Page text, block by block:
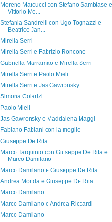
Moreno Marcucci con Stefano Sambiase e
Vittorio Me...
Stefania Sandrelli con Ugo Tognazzi e
Beatrice Jan...
Mirella Serri
Mirella Serri e Fabrizio Roncone
Gabriella Marramao e Mirella Serri
Mirella Serri e Paolo Mieli
Mirella Serri e Jas Gawronsky
Simona Colarizi
Paolo Mieli
Jas Gawronsky e Maddalena Maggi
Fabiano Fabiani con la moglie
Giuseppe De Rita
Marco Tarquinio con Giuseppe De Rita e
Marco Damilano
Marco Damilano e Giuseppe De Rita
Andrea Monda e Giuseppe De Rita
Marco Damilano
Marco Damilano e Andrea Riccardi
Marco Damilano